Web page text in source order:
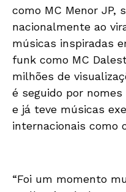
como MC Menor JP,
nacionalmente ao
músicas inspiradas
funk como MC
milhões de
é seguido por
e já teve músicas
internacionais como
“Foi um momento